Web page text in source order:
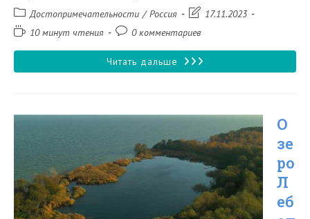
Рубрика
записи:
Достопримечательности / Россия
Запись17.11.2023
Время10 минут чтения
Комментарии
записи:
0 комментариев
Читать дальше Центральный
отдыха
Калининграде
О
зе
ро
Л
еб